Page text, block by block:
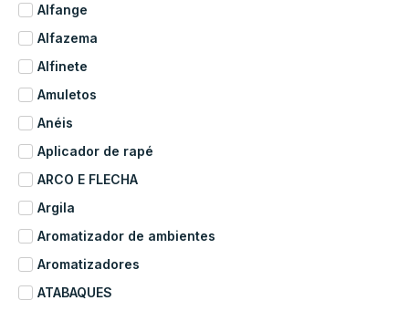
Alfange
Alfazema
Alfinete
Amuletos
Anéis
Aplicador de rapé
ARCO E FLECHA
Argila
Aromatizador de ambientes
Aromatizadores
ATABAQUES